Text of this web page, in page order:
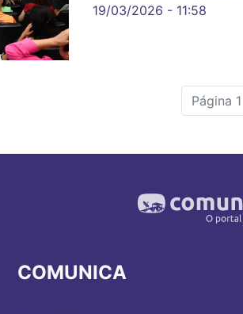
19/03/2026 - 11:58
Página 1
COMUNICA